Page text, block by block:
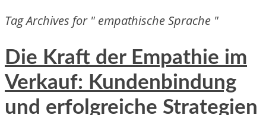
Tag Archives for " empathische Sprache "
Die Kraft der Empathie im
Verkauf: Kundenbindung
und erfolgreiche Strategien